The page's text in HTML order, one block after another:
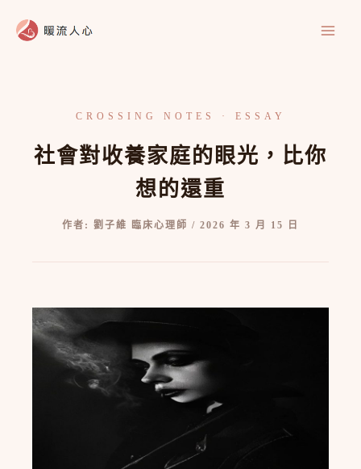
社會對收養家庭的眼光，比你
想的還重
作者: 劉子維 臨床心理師 / 2026 年 3 月 15 日